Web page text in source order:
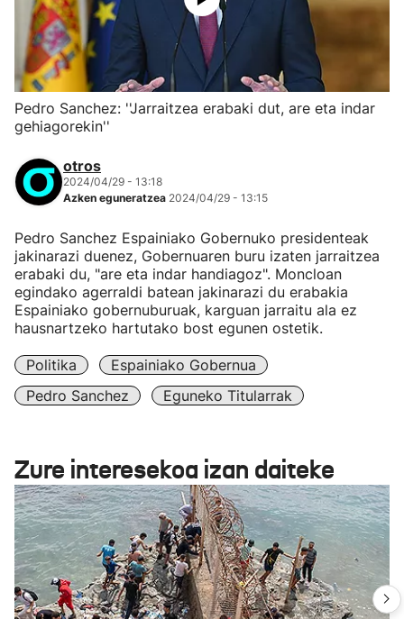
Pedro Sanchez: ''Jarraitzea erabaki dut, are eta indar
gehiagorekin''
otros
2024/04/29 - 13:18
Azken eguneratzea 2024/04/29 - 13:15
Pedro Sanchez Espainiako Gobernuko presidenteak
jakinarazi duenez, Gobernuaren buru izaten jarraitzea
erabaki du, "are eta indar handiagoz". Moncloan
egindako agerraldi batean jakinarazi du erabakia
Espainiako gobernuburuak, karguan jarraitu ala ez
hausnartzeko hartutako bost egunen ostetik.
Politika
Espainiako Gobernua
Pedro Sanchez
Eguneko Titularrak
Zure interesekoa izan daiteke